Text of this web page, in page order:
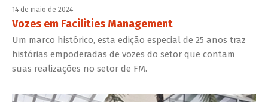
14 de maio de 2024
Vozes em Facilities Management
Um marco histórico, esta edição especial de 25 anos traz
histórias empoderadas de vozes do setor que contam
suas realizações no setor de FM.